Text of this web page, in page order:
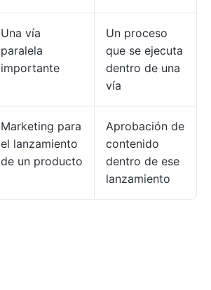
Una vía
paralela
importante
Un proceso
que se ejecuta
dentro de una
vía
Marketing para
el lanzamiento
de un producto
Aprobación de
contenido
dentro de ese
lanzamiento